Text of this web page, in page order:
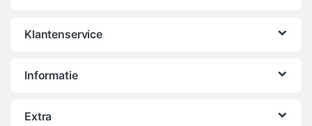
Klantenservice
Informatie
Extra